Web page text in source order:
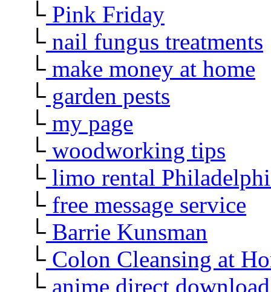
└ Pink Friday
└ nail fungus treatments
└ make money at home
└ garden pests
└ my page
└ woodworking tips
└ limo rental
└ free message service
└ Barrie Kunsman
└ Colon Cleansing at
└ anime direct download